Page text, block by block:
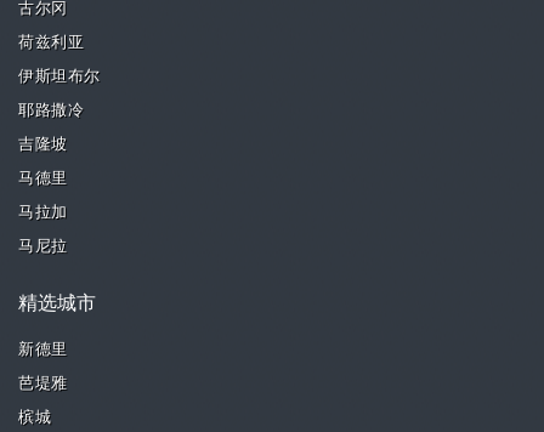
古尔冈
荷兹利亚
伊斯坦布尔
耶路撒冷
吉隆坡
马德里
马拉加
马尼拉
精选城市
新德里
芭堤雅
槟城